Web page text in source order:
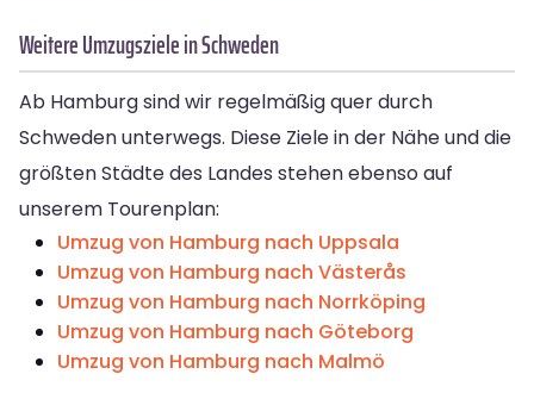
Weitere Umzugsziele in Schweden
Ab Hamburg sind wir regelmäßig quer durch
Schweden unterwegs. Diese Ziele in der Nähe und die
größten Städte des Landes stehen ebenso auf
unserem Tourenplan:
Umzug von Hamburg nach Uppsala
Umzug von Hamburg nach Västerås
Umzug von Hamburg nach Norrköping
Umzug von Hamburg nach Göteborg
Umzug von Hamburg nach Malmö